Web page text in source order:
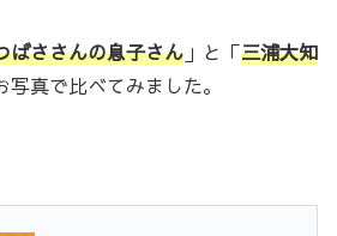
ばささんの息子さん 」と「三浦大知
写真で比べてみました。